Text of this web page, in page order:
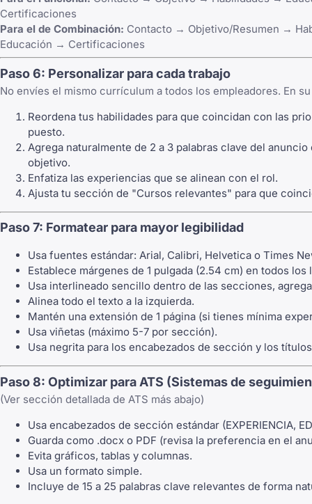
Certificaciones
Para el de Combinación: Contacto → Objetivo/Resumen →
Educación → Certificaciones
Paso 6: Personalizar para cada trabajo
No envíes el mismo currículum a todos los empleadores. En
Reordena tus habilidades para que coincidan con las
puesto.
Agrega naturalmente de 2 a 3 palabras clave del
objetivo.
Enfatiza las experiencias que se alinean con el rol.
Ajusta tu sección de "Cursos relevantes" para que
Paso 7: Formatear para mayor legibilidad
Usa fuentes estándar: Arial, Calibri, Helvetica o Times
Establece márgenes de 1 pulgada (2.54 cm) en todos los
Usa interlineado sencillo dentro de las secciones,
Alinea todo el texto a la izquierda.
Mantén una extensión de 1 página (si tienes mínima
Usa viñetas (máximo 5-7 por sección).
Usa negrita para los encabezados de sección y los
Paso 8: Optimizar para ATS (Sistemas de
(Ver sección detallada de ATS más abajo)
Usa encabezados de sección estándar (EXPERIENCIA,
Guarda como .docx o PDF (revisa la preferencia en el
Evita gráficos, tablas y columnas.
Usa un formato simple.
Incluye de 15 a 25 palabras clave relevantes de forma